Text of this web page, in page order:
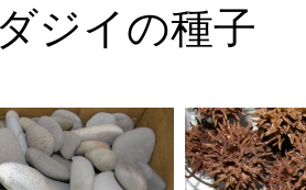
ジイの種子